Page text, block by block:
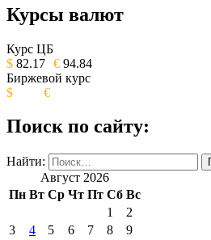
ОБЩЕСТВЕННО-
ИЗДАНИЕ
Курсы валют
Курс ЦБ
$ 82.17 € 94.84
Биржевой курс
$
€
Поиск по сайту:
Найти:
Август 2026
Пн Вт Ср Чт Пт Сб Вс
1
2
3
4 5 6 7 8
9